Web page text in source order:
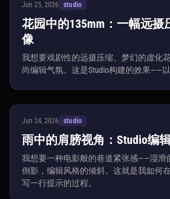
Jun 25, 2026 studio
花园中的135mm：一幅远摄
像
我想要戏剧性的远摄压缩、梦幻的虚化
尚编辑气氛。这是Studio构建的效果——以
Jun 24, 2026 studio
雨中的肩膀视角：Studio编
我想要一种电影般的巷道紧张感——湿滑
倒影，编辑风格的倾斜。这就是我如何
写一行提示的过程。